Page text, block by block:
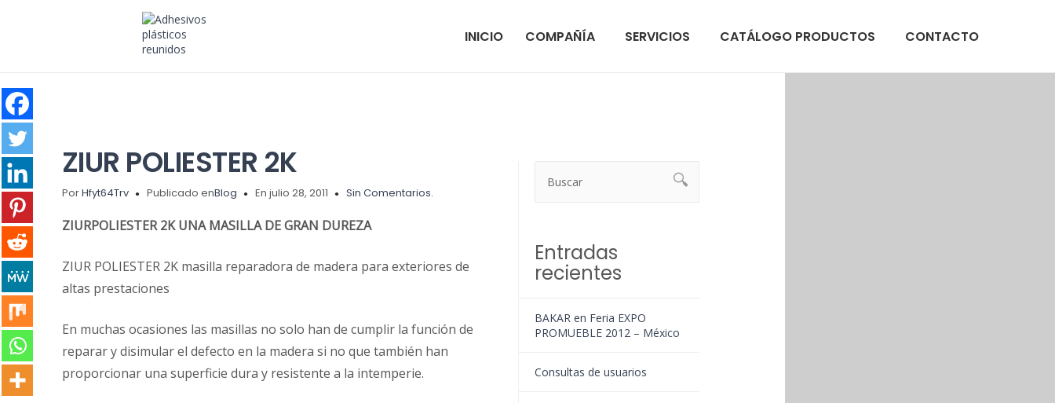
INICIO COMPAÑÍA SERVICIOS CATÁLOGO PRODUCTOS CONTACTO
ZIUR POLIESTER 2K
PorHfyt64Trv Publicado enBlog En julio 28, 2011 Sin Comentarios.
ZIURPOLIESTER 2K UNA MASILLA DE GRAN DUREZA
ZIUR POLIESTER 2K masilla reparadora de madera para exteriores de
altas prestaciones
En muchas ocasiones las masillas no solo han de cumplir la función de
reparar y disimular el defecto en la madera si no que también han
proporcionar una superficie dura y resistente a la intemperie.
Entradas
recientes
BAKAR en Feria EXPO
PROMUEBLE 2012 – México
Consultas de usuarios